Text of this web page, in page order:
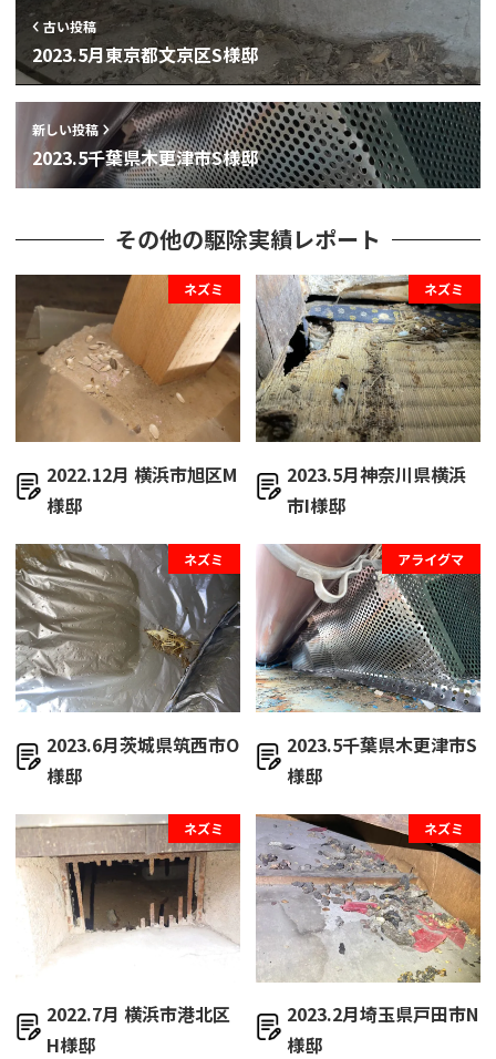
古い投稿
2023.5月東京都文京区S様邸
新しい投稿
2023.5千葉県木更津市S様邸
その他の駆除実績レポート
ネズミ
2022.12月 横浜市旭区M
様邸
ネズミ
2023.5月神奈川県横浜
市I様邸
ネズミ
2023.6月茨城県筑西市O
様邸
アライグマ
2023.5千葉県木更津市S
様邸
ネズミ
2022.7月 横浜市港北区
H様邸
ネズミ
2023.2月埼玉県戸田市N
様邸